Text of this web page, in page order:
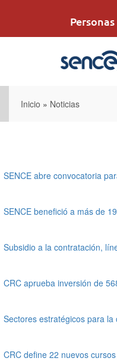
Personas
Inicio » Noticias
SENCE abre convocatoria
SENCE benefició a más de
Subsidio a la contratación,
CRC aprueba inversión de
Sectores estratégicos para
CRC define 22 nuevos